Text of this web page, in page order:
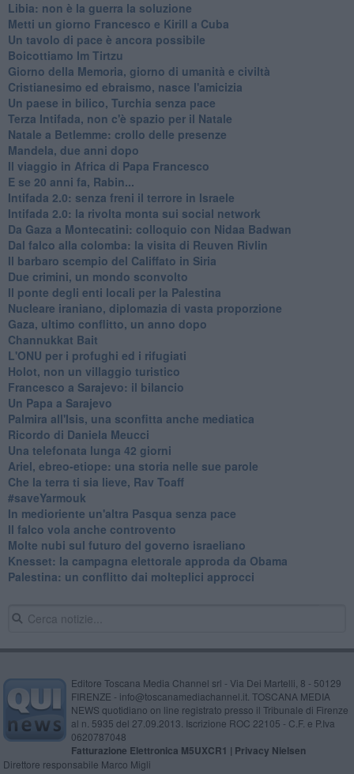
Libia: non è la guerra la soluzione
Metti un giorno Francesco e Kirill a Cuba
Un tavolo di pace è ancora possibile
Boicottiamo Im Tirtzu
Giorno della Memoria, giorno di umanità e civiltà
Cristianesimo ed ebraismo, nasce l'amicizia
Un paese in bilico, Turchia senza pace
Terza Intifada, non c'è spazio per il Natale
Natale a Betlemme: crollo delle presenze
Mandela, due anni dopo
Il viaggio in Africa di Papa Francesco
E se 20 anni fa, Rabin...
Intifada 2.0: senza freni il terrore in Israele
Intifada 2.0: la rivolta monta sui social network
Da Gaza a Montecatini: colloquio con Nidaa Badwan
Dal falco alla colomba: la visita di Reuven Rivlin
Il barbaro scempio del Califfato in Siria
Due crimini, un mondo sconvolto
Il ponte degli enti locali per la Palestina
Nucleare iraniano, diplomazia di vasta proporzione
Gaza, ultimo conflitto, un anno dopo
Channukkat Bait
L'ONU per i profughi ed i rifugiati
Holot, non un villaggio turistico
Francesco a Sarajevo: il bilancio
Un Papa a Sarajevo
Palmira all'Isis, una sconfitta anche mediatica
Ricordo di Daniela Meucci
​Una telefonata lunga 42 giorni
​Ariel, ebreo-etiope: una storia nelle sue parole
Che la terra ti sia lieve, Rav Toaff
​#saveYarmouk
​In medioriente un'altra Pasqua senza pace
​Il falco vola anche controvento
Molte nubi sul futuro del governo israeliano
Knesset: la campagna elettorale approda da Obama
Palestina: un conflitto dai molteplici approcci
Editore Toscana Media Channel srl - Via Dei Martelli, 8 - 50129
FIRENZE - info@toscanamediachannel.it. TOSCANA MEDIA
NEWS quotidiano on line registrato presso il Tribunale di Firenze
al n. 5935 del 27.09.2013. Iscrizione ROC 22105 - C.F. e P.Iva
0620787048
Fatturazione Elettronica M5UXCR1 | Privacy Nielsen
Direttore responsabile Marco Migli